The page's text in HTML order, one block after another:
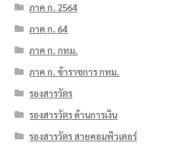
ภาค ก. 2564
ภาค ก. 64
ภาค ก. กทม.
ภาค ก. ข้าราชการ กทม.
รองสารวัตร
รองสารวัตร ด้านการเงิน
รองสารวัตร สายคอมพิวเตอร์